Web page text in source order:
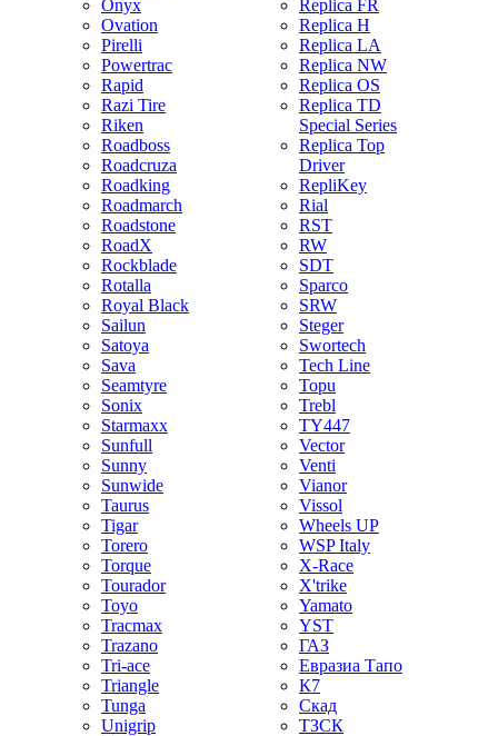
Onyx
Ovation
Pirelli
Powertrac
Rapid
Razi Tire
Riken
Roadboss
Roadcruza
Roadking
Roadmarch
Roadstone
RoadX
Rockblade
Rotalla
Royal Black
Sailun
Satoya
Sava
Seamtyre
Sonix
Starmaxx
Sunfull
Sunny
Sunwide
Taurus
Tigar
Torero
Torque
Tourador
Toyo
Tracmax
Trazano
Tri-ace
Triangle
Tunga
Unigrip
Replica FR
Replica H
Replica LA
Replica NW
Replica OS
Replica TD
Special Series
Replica Top
Driver
RepliKey
Rial
RST
RW
SDT
Sparco
SRW
Steger
Swortech
Tech Line
Topu
Trebl
TY447
Vector
Venti
Vianor
Vissol
Wheels UP
WSP Italy
X-Race
X'trike
Yamato
YST
ГАЗ
Евразиа Тапо
К7
Скад
ТЗСК